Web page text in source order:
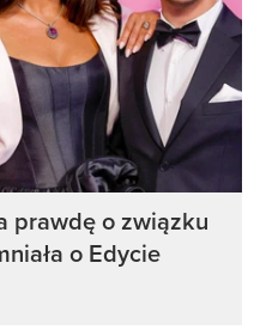
prawdę o związku
o Edycie